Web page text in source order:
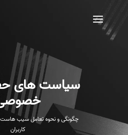
سیاست های
چگونگی و نحوه تعامل سیب
کاربران